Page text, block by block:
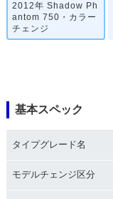
2012年 Shadow Ph
antom 750・カラー
チェンジ
基本スペック
タイプグレード名
モデルチェンジ区分